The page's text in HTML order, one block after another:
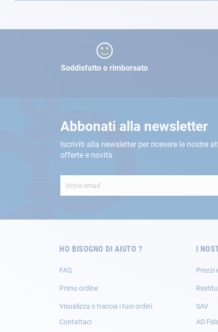
Soddisfatto o rimborsato
Abbonati alla newsletter
Iscriviti alla newsletter per ricevere le nostre
offerte e novità
alla
HO BISOGNO DI AIUTO ?
FAQ
Primo ordine
Visualizza o traccia i tuoi ordini
Contattaci
I
Prezzi
SAV
AD